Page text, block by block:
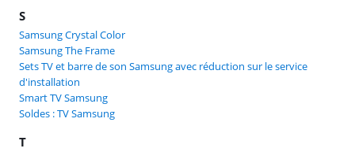
S
Samsung Crystal Color
Samsung The Frame
Sets TV et barre de son Samsung avec réduction sur le service
d'installation
Smart TV Samsung
Soldes : TV Samsung
T